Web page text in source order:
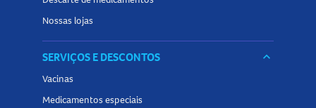
Nossas lojas
SERVIÇOS E DESCONTOS keyboard_arrow_down
Vacinas
Medicamentos especiais